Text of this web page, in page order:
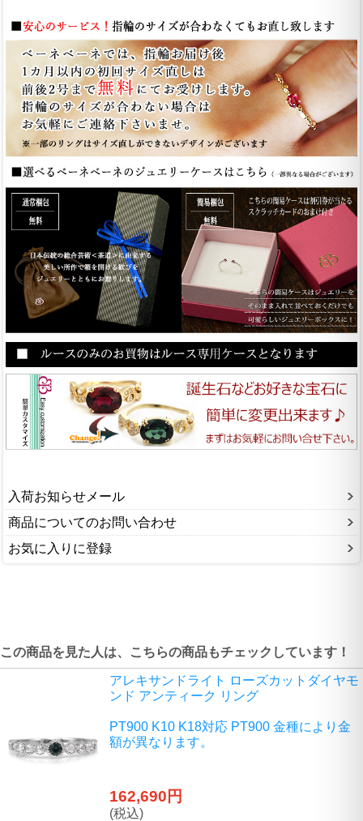
入荷お知らせメール
商品についてのお問い合わせ
お気に入りに登録
この商品を見た人は、こちらの商品もチェックしています！
アレキサンドライト ローズカットダイヤモ
ンド アンティーク リング
PT900 K10 K18対応 PT900 金種により金
額が異なります。
162,690円
(税込)